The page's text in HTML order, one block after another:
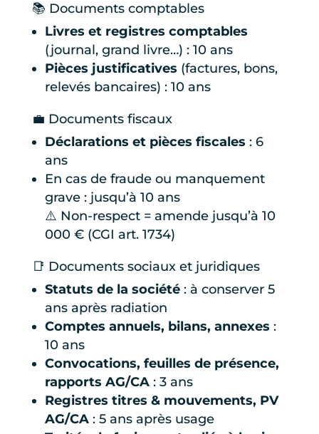
📚 Documents comptables
Livres et registres comptables
(journal, grand livre…) : 10 ans
Pièces justificatives (factures, bons,
relevés bancaires) : 10 ans
💼 Documents fiscaux
Déclarations et pièces fiscales : 6
ans
En cas de fraude ou manquement
grave : jusqu’à 10 ans
⚠️ Non-respect = amende jusqu’à 10
000 € (CGI art. 1734)
📑 Documents sociaux et juridiques
Statuts de la société: à conserver 5
ans après radiation
Comptes annuels, bilans, annexes :
10 ans
Convocations, feuilles de présence,
rapports AG/CA: 3 ans
Registres titres & mouvements, PV
AG/CA: 5 ans après usage